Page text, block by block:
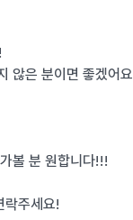
않은 분이면 좋겠어요
볼 분 원합니다!!!
락주세요!